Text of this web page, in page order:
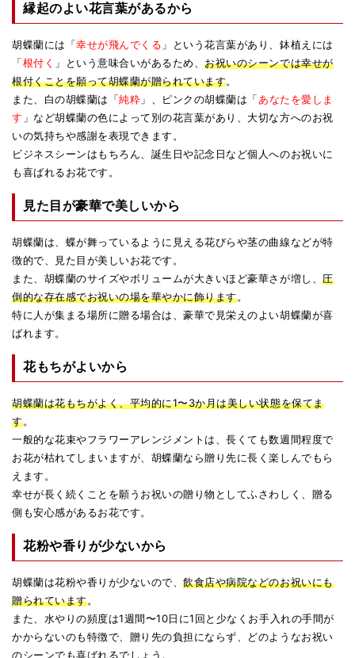
縁起のよい花言葉があるから
胡蝶蘭には「幸せが飛んでくる 」という花言葉があり、鉢植えには
「根付く 」という意味合いがあるため、お祝いのシーンでは幸せが
根付くことを願って胡蝶蘭が贈られています。
また、白の胡蝶蘭は「純粋 」、ピンクの胡蝶蘭は「あなたを愛しま
す 」など胡蝶蘭の色によって別の花言葉があり、大切な方へのお祝
いの気持ちや感謝を表現できます。
ビジネスシーンはもちろん、誕生日や記念日など個人へのお祝いに
も喜ばれるお花です。
見た目が豪華で美しいから
胡蝶蘭は、蝶が舞っているように見える花びらや茎の曲線などが特
徴的で、見た目が美しいお花です。
また、胡蝶蘭のサイズやボリュームが大きいほど豪華さが増し、圧
倒的な存在感でお祝いの場を華やかに飾ります。
特に人が集まる場所に贈る場合は、豪華で見栄えのよい胡蝶蘭が喜
ばれます。
花もちがよいから
胡蝶蘭は花もちがよく、平均的に1〜3か月は美しい状態を保てま
す。
一般的な花束やフラワーアレンジメントは、長くても数週間程度で
お花が枯れてしまいますが、胡蝶蘭なら贈り先に長く楽しんでもら
えます。
幸せが長く続くことを願うお祝いの贈り物としてふさわしく、贈る
側も安心感があるお花です。
花粉や香りが少ないから
胡蝶蘭は花粉や香りが少ないので、飲食店や病院などのお祝いにも
贈られています。
また、水やりの頻度は1週間〜10日に1回と少なくお手入れの手間が
かからないのも特徴で、贈り先の負担にならず、どのようなお祝い
のシーンでも喜ばれるでしょう。